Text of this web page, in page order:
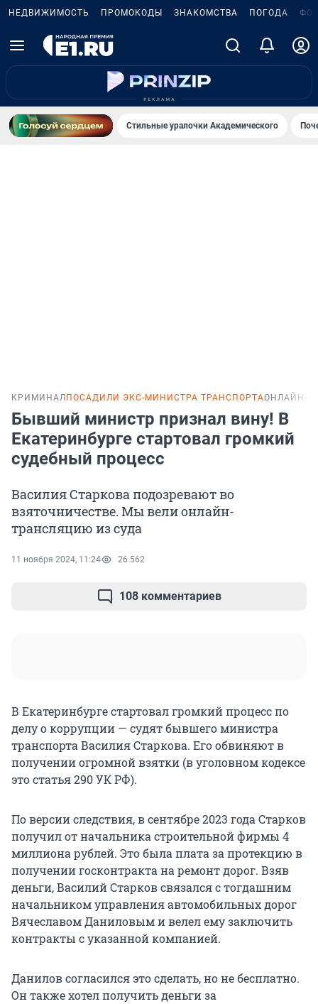
НЕДВИЖИМОСТЬ ПРОМОКОДЫ ЗНАКОМСТВА ПОГОДА
Стильные уралочки Академического
КРИМИНАЛ ПОСАДИЛИ ЭКС-МИНИСТРА ТРАНСПОРТАОНЛАЙН-
Бывший министр признал вину! В
Екатеринбурге стартовал громкий
судебный процесс
Василия Старкова подозревают во
взяточничестве. Мы вели онлайн-
трансляцию из суда
11 ноября 2024, 11:24 26 562
108 комментариев
В Екатеринбурге стартовал громкий процесс по
делу о коррупции — судят бывшего министра
транспорта Василия Старкова. Его обвиняют в
получении огромной взятки (в уголовном кодексе
это статья 290 УК РФ).
По версии следствия, в сентябре 2023 года Старков
получил от начальника строительной фирмы 4
миллиона рублей. Это была плата за протекцию в
получении госконтракта на ремонт дорог. Взяв
деньги, Василий Старков связался с тогдашним
начальником управления автомобильных дорог
Вячеславом Даниловым и велел ему заключить
контракты с указанной компанией.
Данилов согласился это сделать, но не бесплатно.
Он также хотел получить деньги за